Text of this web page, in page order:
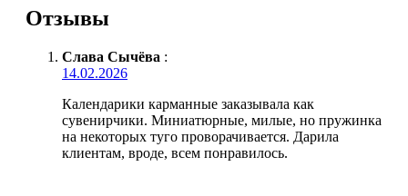
Отзывы
Слава Сычёва :
14.02.2026
Календарики карманные заказывала как
сувенирчики. Миниатюрные, милые, но пружинка
на некоторых туго проворачивается. Дарила
клиентам, вроде, всем понравилось.